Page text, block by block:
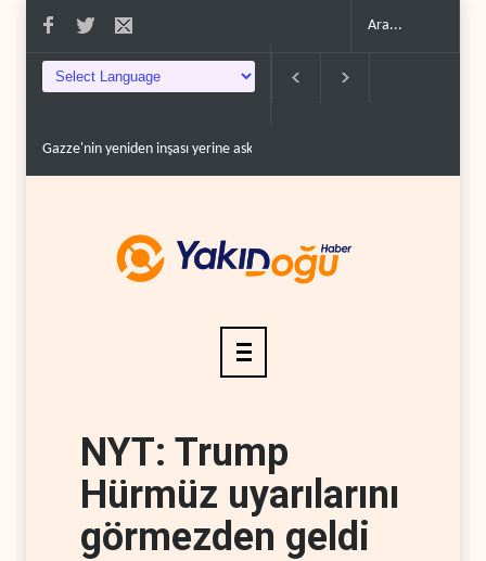
Gazze'nin yeniden inşası yerine askeri üs projesi..
NYT: Trump
Hürmüz uyarılarını
görmezden geldi